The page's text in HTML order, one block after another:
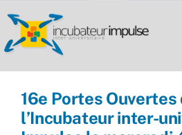
Témoignages
Les Présidents
Hommage
Missions
16e Portes Ouvertes
l’Incubateur inter-